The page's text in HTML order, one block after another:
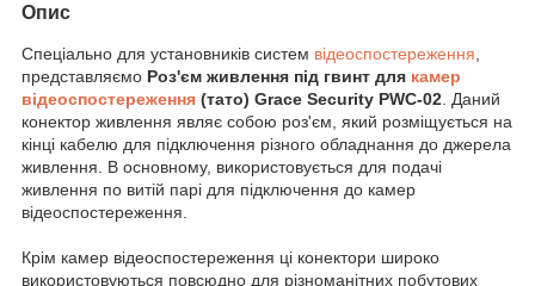
Опис
Спеціально для установників систем відеоспостереження
представляємо Роз'єм живлення під гвинт для камер
відеоспостереження (тато) Grace Security PWC-02 . Даний
конектор живлення являє собою роз'єм, який розміщується на
кінці кабелю для підключення різного обладнання до джерела
живлення. В основному, використовується для подачі
живлення по витій парі для підключення до камер
відеоспостереження.
Крім камер відеоспостереження ці конектори широко
використовуються повсюдно для різноманітних побутових